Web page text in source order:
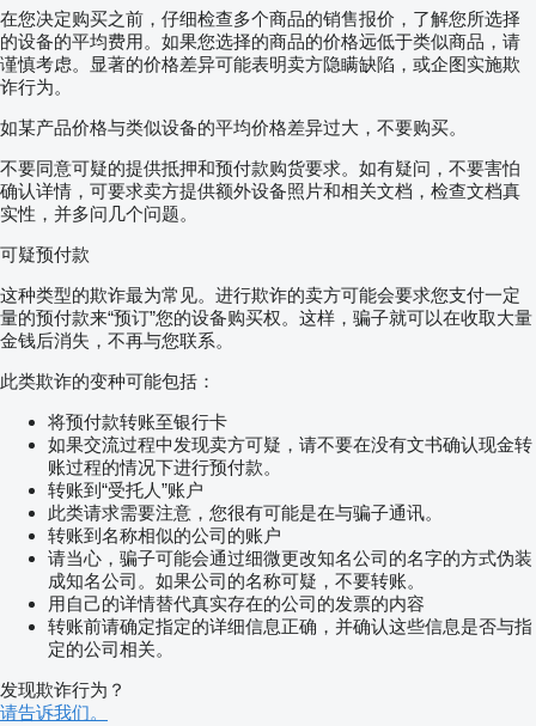
在您决定购买之前，仔细检查多个商品的销售报价，了解您所选择
的设备的平均费用。如果您选择的商品的价格远低于类似商品，请
谨慎考虑。显著的价格差异可能表明卖方隐瞒缺陷，或企图实施欺
诈行为。
如某产品价格与类似设备的平均价格差异过大，不要购买。
不要同意可疑的提供抵押和预付款购货要求。如有疑问，不要害怕
确认详情，可要求卖方提供额外设备照片和相关文档，检查文档真
实性，并多问几个问题。
可疑预付款
这种类型的欺诈最为常见。进行欺诈的卖方可能会要求您支付一定
量的预付款来“预订”您的设备购买权。这样，骗子就可以在收取大量
金钱后消失，不再与您联系。
此类欺诈的变种可能包括：
将预付款转账至银行卡
如果交流过程中发现卖方可疑，请不要在没有文书确认现金转
账过程的情况下进行预付款。
转账到“受托人”账户
此类请求需要注意，您很有可能是在与骗子通讯。
转账到名称相似的公司的账户
请当心，骗子可能会通过细微更改知名公司的名字的方式伪装
成知名公司。如果公司的名称可疑，不要转账。
用自己的详情替代真实存在的公司的发票的内容
转账前请确定指定的详细信息正确，并确认这些信息是否与指
定的公司相关。
发现欺诈行为？
请告诉我们。